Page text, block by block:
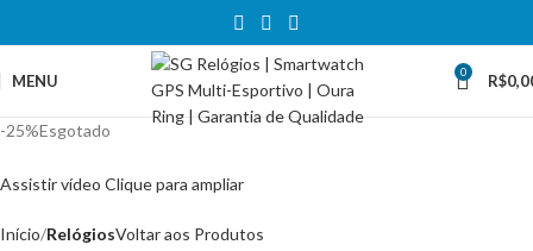
MENU 0 R$
-25%Esgotado
Assistir vídeo Clique para ampliar
Início RelógiosVoltar aos Produtos